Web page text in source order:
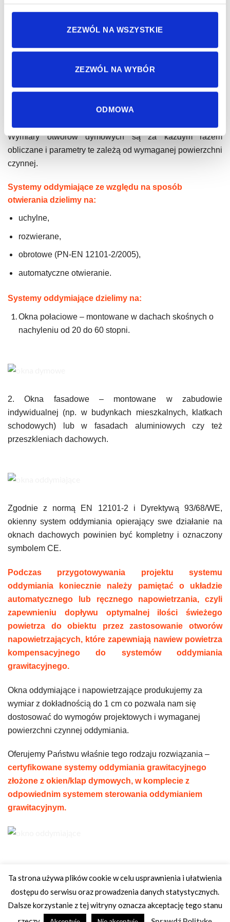
ZEZWÓL NA WSZYSTKIE
ZEZWÓL NA WYBÓR
ODMOWA
pytania i rozwiejemy wątpliwości.
Okna dymowe (oddymiające) przeznaczone są do:
odprowadzania dymu i ciepła w przypadku pożaru
standardowych warunkach eksploatacyjnych,
doświetlania pomieszczeń.
Wymiary otworów dymowych są za każdym razem
obliczane i parametry te zależą od wymaganej powierzchni
czynnej.
Systemy oddymiające ze względu na sposób
otwierania dzielimy na:
uchylne,
rozwierane,
obrotowe (PN-EN 12101-2/2005),
automatyczne otwieranie.
Systemy oddymiające dzielimy na:
Okna połaciowe – montowane w dachach skośnych o
nachyleniu od 20 do 60 stopni.
2. Okna fasadowe – montowane w zabudowie
indywidualnej (np. w budynkach mieszkalnych, klatkach
schodowych) lub w fasadach aluminiowych czy też
przeszkleniach dachowych.
Zgodnie z normą EN 12101-2 i Dyrektywą 93/68/WE,
okienny system oddymiania opierający swe działanie na
oknach dachowych powinien być kompletny i oznaczony
symbolem CE.
Podczas przygotowywania projektu systemu
oddymiania koniecznie należy pamiętać o układzie
automatycznego lub ręcznego napowietrzania, czyli
zapewnieniu dopływu optymalnej ilości świeżego
powietrza do obiektu przez zastosowanie otworów
napowietrzających, które zapewniają nawiew powietrza
kompensacyjnego do systemów oddymiania
grawitacyjnego.
Okna oddymiające i napowietrzające produkujemy za
wymiar z dokładnością do 1 cm co pozwala nam się
dostosować do wymogów projektowych i wymaganej
powierzchni czynnej oddymiania.
Oferujemy Państwu właśnie tego rodzaju rozwiązania –
certyfikowane systemy oddymiania grawitacyjnego
złożone z okien/klap dymowych, w komplecie z
odpowiednim systemem sterowania oddymianiem
grawitacyjnym.
MPSKYLIGHTS.PL
DARMOWA WYCENA
OBOWIĄZEK INFORMACYJNY
POLITYKA PRYWATNOŚCI
POLITYKA ZWROTÓW
REGULAMIN KONTAKT
Ta strona używa plików cookie w celu usprawnienia i ułatwienia
dostępu do serwisu oraz prowadzenia danych statystycznych.
Dalsze korzystanie z tej witryny oznacza akceptację tego stanu